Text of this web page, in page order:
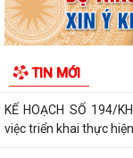
TIN MỚI
Văn hóa, Thể thao và
phối hợp triển khai kế
KẾ HOẠCH SỐ 194/
việc triển khai thực